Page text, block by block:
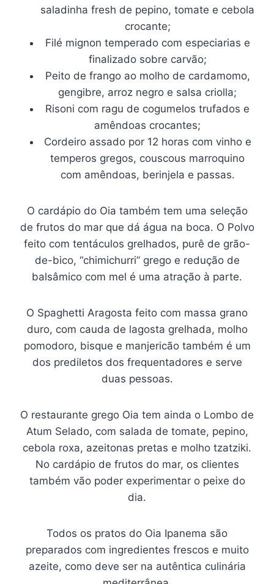
saladinha fresh de pepino, tomate e cebola
crocante;
Filé mignon temperado com especiarias e
finalizado sobre carvão;
Peito de frango ao molho de cardamomo,
gengibre, arroz negro e salsa criolla;
Risoni com ragu de cogumelos trufados e
amêndoas crocantes;
Cordeiro assado por 12 horas com vinho e
temperos gregos, couscous marroquino
com amêndoas, berinjela e passas.
O cardápio do Oia também tem uma seleção
de frutos do mar que dá água na boca. O Polvo
feito com tentáculos grelhados, purê de grão-
de-bico, “chimichurri” grego e redução de
balsâmico com mel é uma atração à parte.
O Spaghetti Aragosta feito com massa grano
duro, com cauda de lagosta grelhada, molho
pomodoro, bisque e manjericão também é um
dos prediletos dos frequentadores e serve
duas pessoas.
O restaurante grego Oia tem ainda o Lombo de
Atum Selado, com salada de tomate, pepino,
cebola roxa, azeitonas pretas e molho tzatziki.
No cardápio de frutos do mar, os clientes
também vão poder experimentar o peixe do
dia.
Todos os pratos do Oia Ipanema são
preparados com ingredientes frescos e muito
azeite, como deve ser na autêntica culinária